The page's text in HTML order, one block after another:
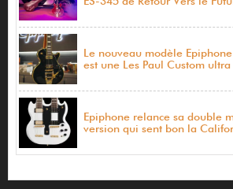
Le nouveau modèle
est une Les Paul Custom
Epiphone relance sa double
version qui sent bon la